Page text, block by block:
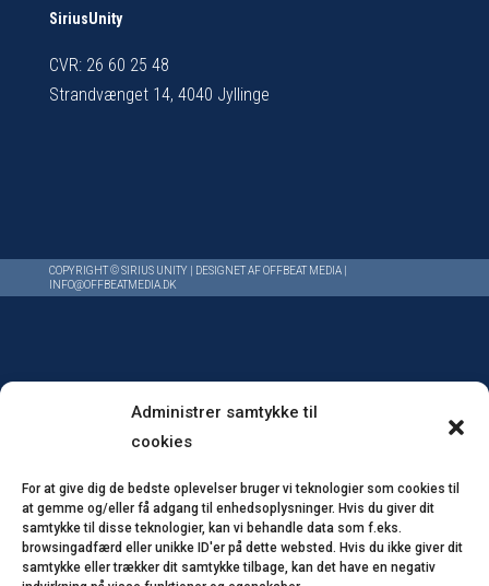
Administrer samtykke til
cookies
For at give dig de bedste oplevelser bruger vi teknologier som cookies til
at gemme og/eller få adgang til enhedsoplysninger. Hvis du giver dit
samtykke til disse teknologier, kan vi behandle data som f.eks.
browsingadfærd eller unikke ID'er på dette websted. Hvis du ikke giver dit
samtykke eller trækker dit samtykke tilbage, kan det have en negativ
SiriusUnity
CVR: 26 60 25 48
Strandvænget 14, 4040 Jyllinge
COPYRIGHT © SIRIUS UNITY | DESIGNET AFOFFBEAT MEDIA
INFO@OFFBEATMEDIA.DK